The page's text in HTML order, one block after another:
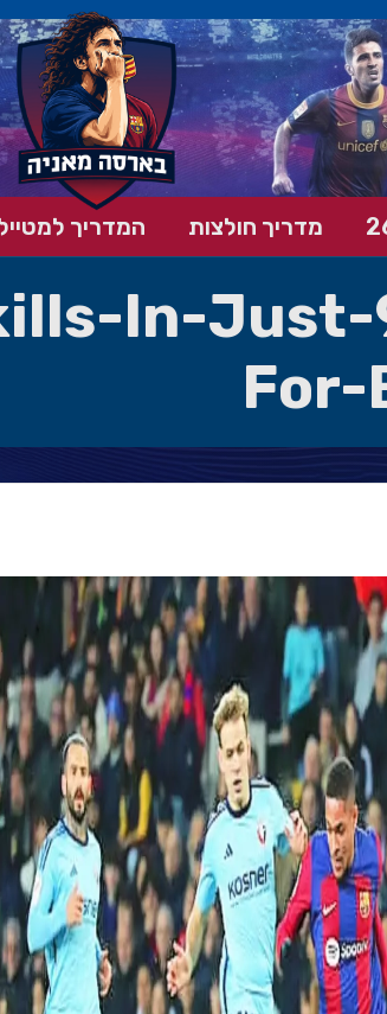
מדריך חולצות המדריך
In-Just-
For-